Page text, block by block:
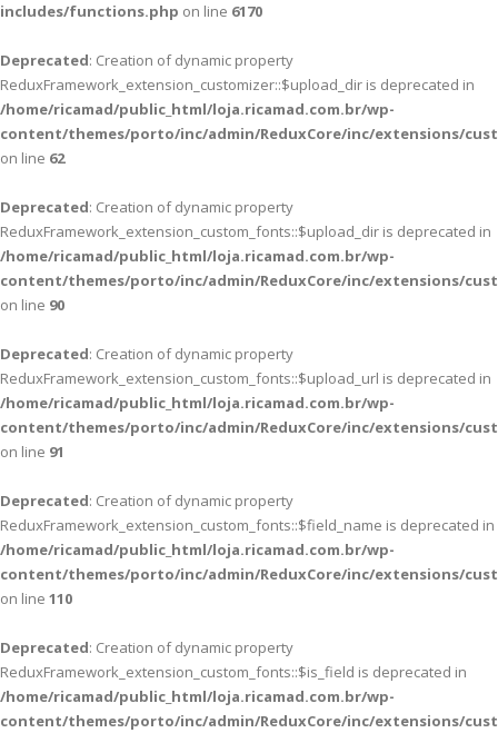
includes/functions.php on line 6170
Deprecated: Creation of dynamic property
ReduxFramework_extension_customizer::$upload_dir is deprecated in
/home/ricamad/public_html/loja.ricamad.com.br/wp-
content/themes/porto/inc/admin/ReduxCore/inc/extensions/
on line 62
Deprecated: Creation of dynamic property
ReduxFramework_extension_custom_fonts::$upload_dir is deprecated in
/home/ricamad/public_html/loja.ricamad.com.br/wp-
content/themes/porto/inc/admin/ReduxCore/inc/extensions/
on line 90
Deprecated: Creation of dynamic property
ReduxFramework_extension_custom_fonts::$upload_url is deprecated in
/home/ricamad/public_html/loja.ricamad.com.br/wp-
content/themes/porto/inc/admin/ReduxCore/inc/extensions/
on line 91
Deprecated: Creation of dynamic property
ReduxFramework_extension_custom_fonts::$field_name is deprecated in
/home/ricamad/public_html/loja.ricamad.com.br/wp-
content/themes/porto/inc/admin/ReduxCore/inc/extensions/
on line 110
Deprecated: Creation of dynamic property
ReduxFramework_extension_custom_fonts::$is_field is deprecated in
/home/ricamad/public_html/loja.ricamad.com.br/wp-
content/themes/porto/inc/admin/ReduxCore/inc/extensions/